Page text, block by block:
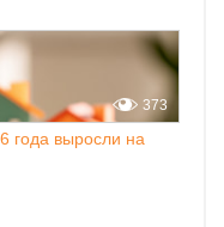
года выросли на
373